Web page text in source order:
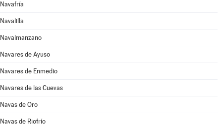
Navafría
Navalilla
Navalmanzano
Navares de Ayuso
Navares de Enmedio
Navares de las Cuevas
Navas de Oro
Navas de Riofrío